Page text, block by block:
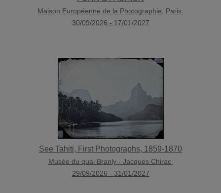
Maison Européenne de la Photographie, Paris
30/09/2026 - 17/01/2027
See Tahiti, First Photographs, 1859-1870
Musée du quai Branly - Jacques Chirac
29/09/2026 - 31/01/2027